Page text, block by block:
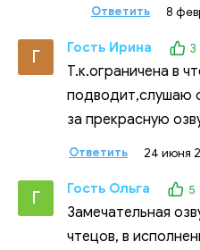
Ответить 8
Г Гость Ирина 3
Т.к.ограничена в
подводит,слушаю
за прекрасную
Ответить 24 июня
Г Гость Ольга 5
Замечательная
чтецов, в